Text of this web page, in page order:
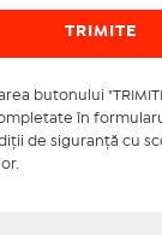
butonului
în
de siguranţă cu